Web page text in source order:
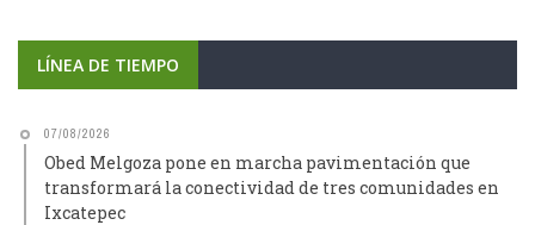
LÍNEA DE TIEMPO
07/08/2026
Obed Melgoza pone en marcha pavimentación que
transformará la conectividad de tres comunidades en
Ixcatepec